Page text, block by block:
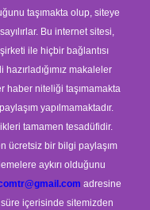
taşımakta olup, siteye
Bu internet sitesi,
ile hiçbir bağlantısı
makaleler
haber niteliği taşımamakta
yapılmamaktadır.
tamamen tesadüfidir.
ücretsiz bir bilgi paylaşım
aykırı olduğunu
adresine
içerisinde sitemizden